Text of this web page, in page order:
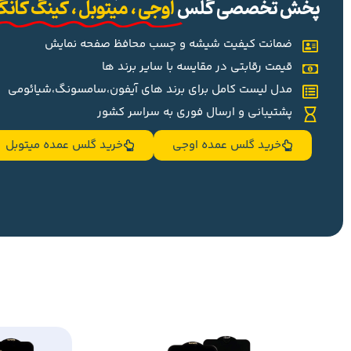
پخش تخصصی گلساوجی ، میتوبل ، کینگ
ضمانت کیفیت شیشه و چسب محافظ صفحه نمایش
قیمت رقابتی در مقایسه با سایر برند ها
مدل لیست کامل برای برند های آیفون،سامسونگ،شیائومی
پشتیبانی و ارسال فوری به سراسر کشور
خرید گلس عمده اوجی
خرید گلس عمده میتوبل